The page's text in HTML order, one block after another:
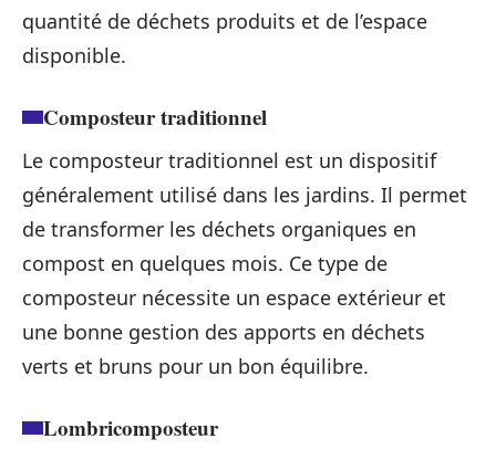
quantité de déchets produits et de l’espace
disponible.
Composteur traditionnel
Le composteur traditionnel est un dispositif
généralement utilisé dans les jardins. Il permet
de transformer les déchets organiques en
compost en quelques mois. Ce type de
composteur nécessite un espace extérieur et
une bonne gestion des apports en déchets
verts et bruns pour un bon équilibre.
Lombricomposteur